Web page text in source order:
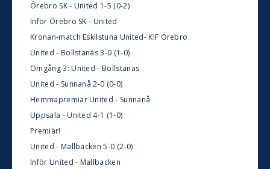
Örebro SK - United 1-5 (0-2)
Inför Örebro SK - United
Kronan-match Eskilstuna United- KIF Örebro
United - Bollstanäs 3-0 (1-0)
Omgång 3: United - Bollstanäs
United - Sunnanå 2-0 (0-0)
Hemmapremiär United - Sunnanå
Uppsala - United 4-1 (1-0)
Premiär!
United - Mallbacken 5-0 (2-0)
Inför United - Mallbacken